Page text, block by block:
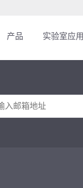
产品 实验室应用